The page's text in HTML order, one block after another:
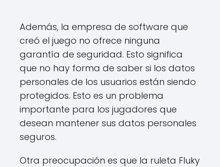
Además, la empresa de software que
creó el juego no ofrece ninguna
garantía de seguridad. Esto significa
que no hay forma de saber si los datos
personales de los usuarios están siendo
protegidos. Esto es un problema
importante para los jugadores que
desean mantener sus datos personales
seguros.
Otra preocupación es que la ruleta Fluky